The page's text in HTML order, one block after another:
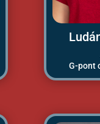
G-pont